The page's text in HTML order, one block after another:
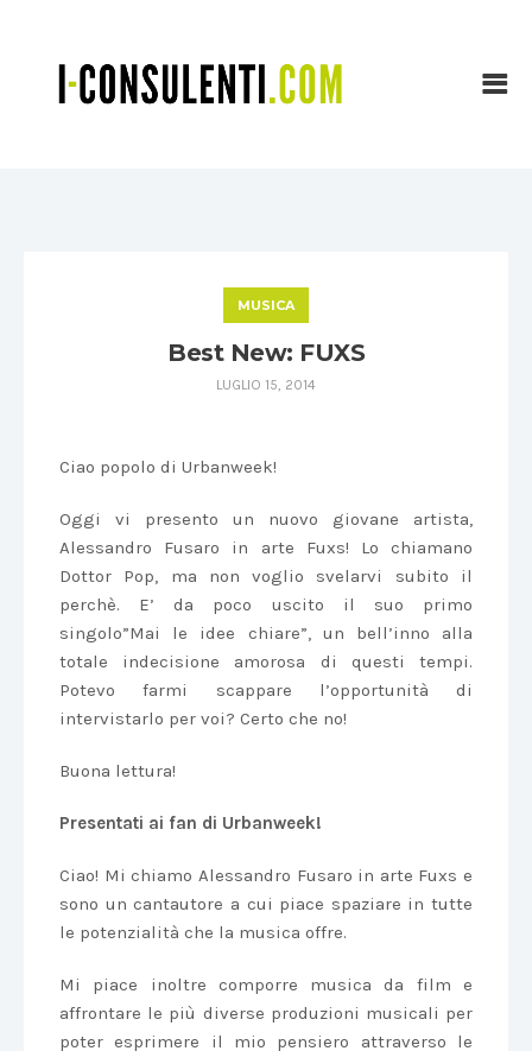
MUSICA
Best New: FUXS
LUGLIO 15, 2014
Ciao popolo di Urbanweek!
Oggi vi presento un nuovo giovane artista,
Alessandro Fusaro in arte Fuxs! Lo chiamano
Dottor Pop, ma non voglio svelarvi subito il
perchè. E’ da poco uscito il suo primo
singolo”Mai le idee chiare”, un bell’inno alla
totale indecisione amorosa di questi tempi.
Potevo farmi scappare l’opportunità di
intervistarlo per voi? Certo che no!
Buona lettura!
Presentati ai fan di Urbanweek!
Ciao! Mi chiamo Alessandro Fusaro in arte Fuxs e
sono un cantautore a cui piace spaziare in tutte
le potenzialità che la musica offre.
Mi piace inoltre comporre musica da film e
affrontare le più diverse produzioni musicali per
poter esprimere il mio pensiero attraverso le